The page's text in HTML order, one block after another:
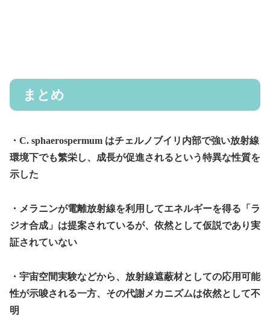
まとめ
・C. sphaerospermum はチェルノブイリ内部で強い放射線
環境下でも繁栄し、成長が促進されるという特異な性質を
示した
・メラニンが電離放射線を利用してエネルギーを得る「ラ
ジオ合成」は提案されているが、依然として仮説であり実
証されていない
・宇宙空間実験などから、放射線遮蔽材としての応用可能
性が示唆される一方、その代謝メカニズムは依然として不
明